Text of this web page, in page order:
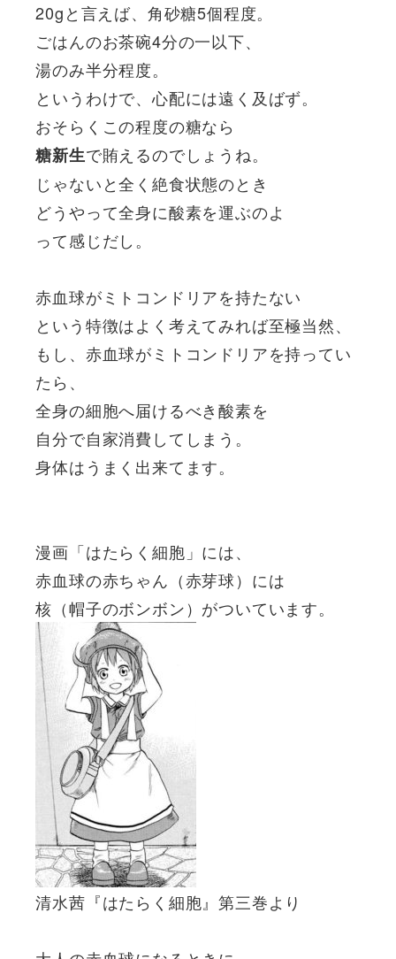
20gと言えば、角砂糖5個程度。
ごはんのお茶碗4分の一以下、
湯のみ半分程度。
というわけで、心配には遠く及ばず。
おそらくこの程度の糖なら
糖新生で賄えるのでしょうね。
じゃないと全く絶食状態のとき
どうやって全身に酸素を運ぶのよ
って感じだし。
赤血球がミトコンドリアを持たない
という特徴はよく考えてみれば至極当然、
もし、赤血球がミトコンドリアを持ってい
たら、
全身の細胞へ届けるべき酸素を
自分で自家消費してしまう。
身体はうまく出来てます。
漫画「はたらく細胞」には、
赤血球の赤ちゃん（赤芽球）には
核（帽子のボンボン）がついています。
清水茜『はたらく細胞』第三巻より